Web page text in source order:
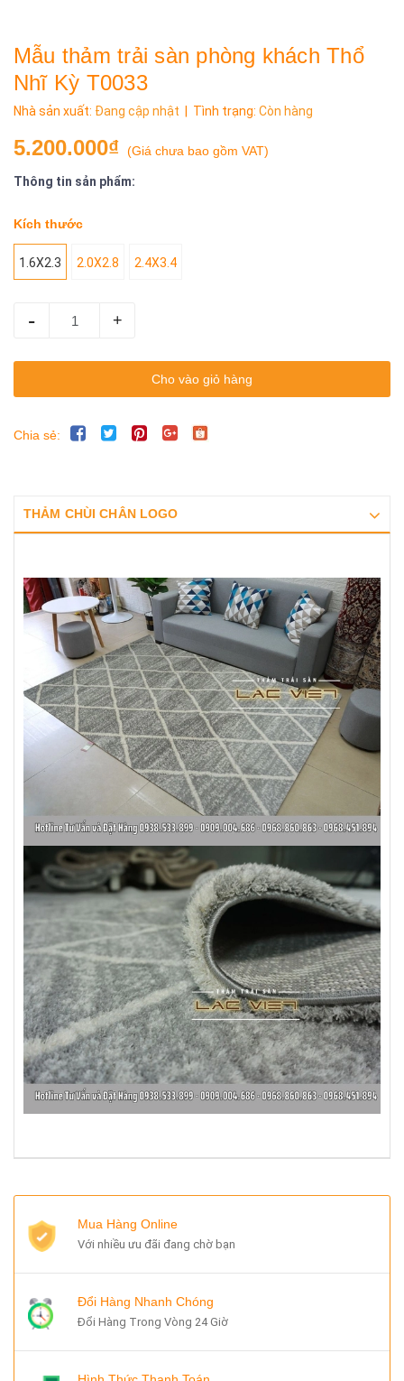
Mẫu thảm trải sàn phòng khách Thổ
Nhĩ Kỳ T0033
Nhà sản xuất: Đang cập nhật | Tình trạng: Còn hàng
5.200.000₫ (Giá chưa bao gồm VAT)
Thông tin sản phẩm:
Kích thước
1.6X2.3 2.0X2.8 2.4X3.4
- +
Cho vào giỏ hàng
Chia sẻ:
THẢM CHÙI CHÂN LOGO
Mua Hàng Online
Với nhiều ưu đãi đang chờ bạn
Đổi Hàng Nhanh Chóng
Đổi Hàng Trong Vòng 24 Giờ